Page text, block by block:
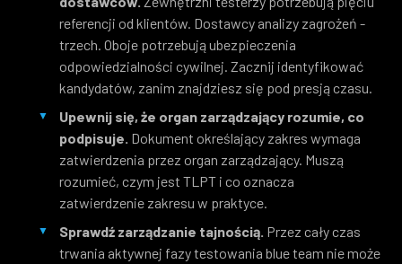
referencji od klientów. Dostawcy analizy zagrożeń -
trzech. Oboje potrzebują ubezpieczenia
odpowiedzialności cywilnej. Zacznij identyfikować
kandydatów, zanim znajdziesz się pod presją czasu.
Upewnij się, że organ zarządzający rozumie, co
podpisuje. Dokument określający zakres wymaga
zatwierdzenia przez organ zarządzający. Muszą
rozumieć, czym jest TLPT i co oznacza
zatwierdzenie zakresu w praktyce.
Sprawdź zarządzanie tajnością. Przez cały czas
trwania aktywnej fazy testowania blue team nie może